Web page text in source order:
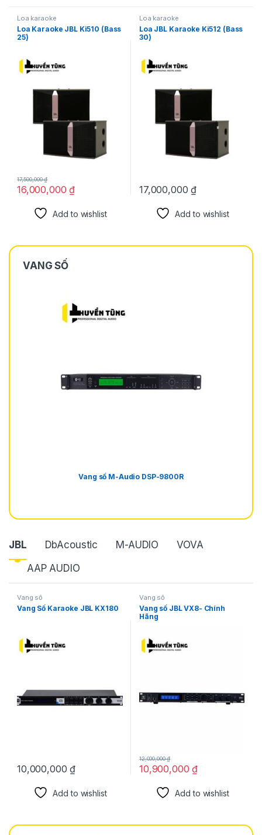
Loa karaoke
Loa Karaoke JBL Ki510 (Bass
25)
16,000,000₫
17,500,000₫
Add to wishlist
Loa karaoke
Loa JBL Karaoke Ki512 (Bass
30)
17,000,000₫
Add to wishlist
VANG SỐ
Vang số M-Audio DSP-9800R
JBL DbAcoustic M-AUDIO
VOVA
AAP AUDIO
Vang số
Vang Số Karaoke JBL KX180
10,000,000₫
Add to wishlist
Vang số
Vang số JBL VX8- Chính
Hãng
10,900,000₫
12,000,000₫
Add to wishlist